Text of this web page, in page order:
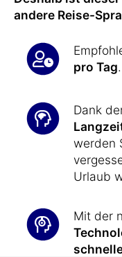
andere Reise-
pro Tag.
Dank
werden
Urlaub
Mit der